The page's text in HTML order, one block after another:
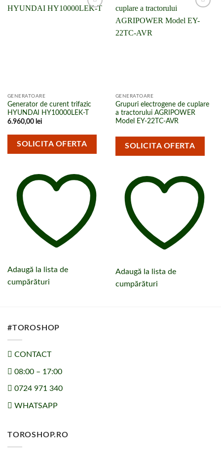
GENERATOARE
Generator de curent trifazic
HYUNDAI HY10000LEK-T
6.960,00 lei
SOLICITA OFERTA
Adaugă la lista de
cumpărături
lista de
GENERATOARE
Grupuri electrogene de cuplare
a tractorului AGRIPOWER
Model EY-22TC-AVR
SOLICITA OFERTA
Adaugă la lista de
cumpărături
#TOROSHOP
CONTACT
08:00 – 17:00
0724 971 340
WHATSAPP
TOROSHOP.RO